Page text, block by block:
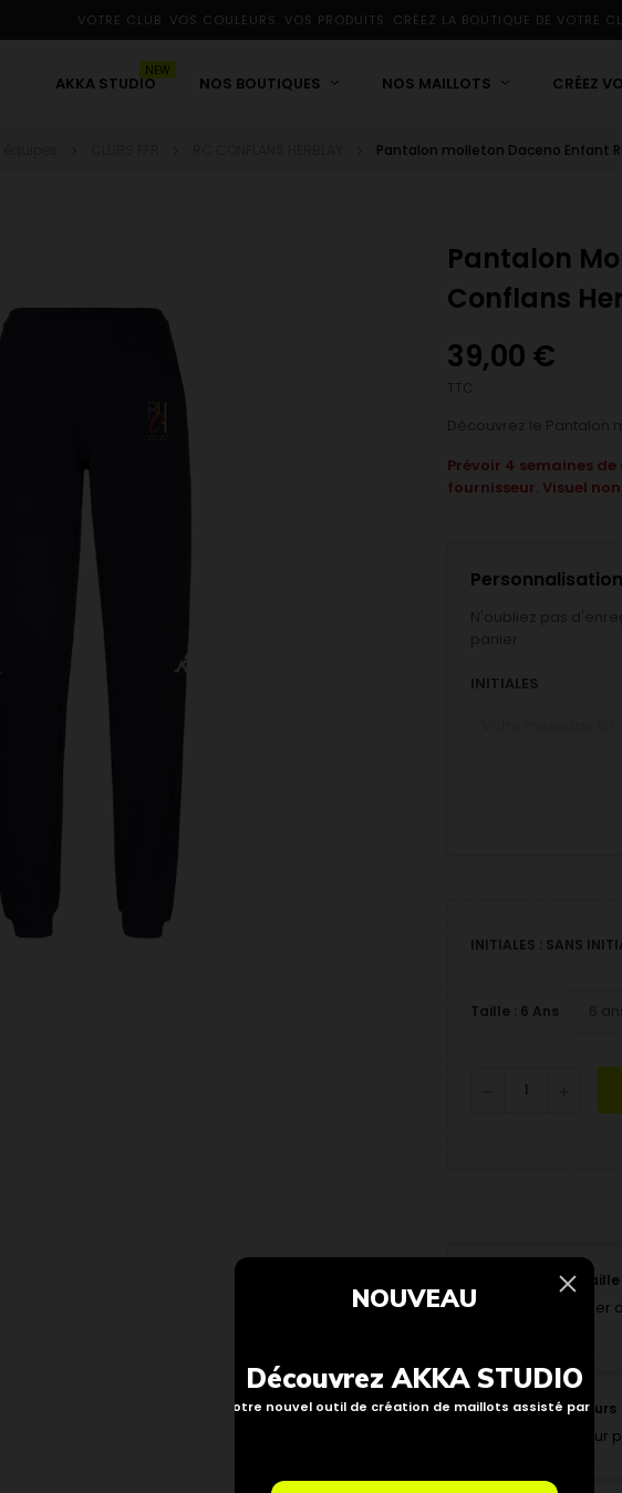
VOTRE CLUB. VOS COULEURS. VOS PRODUITS. CRÉEZ LA BOUTIQUE DE VOTRE
AKKA STUDIO
NEW
NOS BOUTIQUES NOS MAILLOTS CRÉEZ
Pantalon molleton Daceno Enfant
Pantalon
Conflans
39,00 €
Prévoir 4 semaines
fournisseur. Visuel
INITIALES
INITIALES : SANS
Taille : 6 Ans
Trouver ma taille
Pour vous
Politique retours
Cliquez ici pour
NOUVEAU
Découvrez AKKA STUDIO
Notre nouvel outil de création de maillots assisté par IA